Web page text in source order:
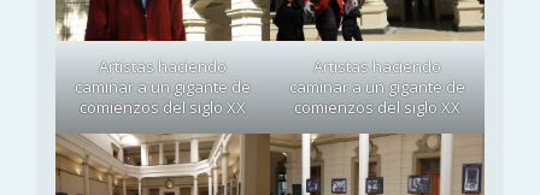
Artistas haciendo
caminar a un gigante de
comienzos del siglo XX
Artistas haciendo
caminar a un gigante de
comienzos del siglo XX